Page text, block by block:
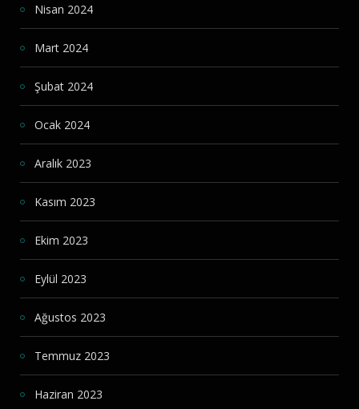
Nisan 2024
Mart 2024
Şubat 2024
Ocak 2024
Aralık 2023
Kasım 2023
Ekim 2023
Eylül 2023
Ağustos 2023
Temmuz 2023
Haziran 2023